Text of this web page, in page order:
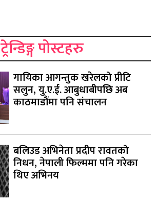
ट्रेन्डिङ्ग पोस्टहरु
गायिका आगन्तुक खरेलको प्रीटि
सलुन, यु.ए.ई. आबुधाबीपछि अब
काठमाडौंमा पनि संचालन
बलिउड अभिनेता प्रदीप रावतको
निधन, नेपाली फिल्ममा पनि गरेका
थिए अभिनय